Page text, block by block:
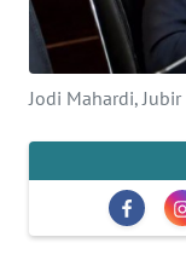
Jodi Mahardi,
SERBA-SERBI
PENDIDIKAN